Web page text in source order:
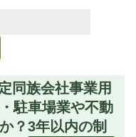
同族会社事業用
駐車場業や不動
？3年以内の制